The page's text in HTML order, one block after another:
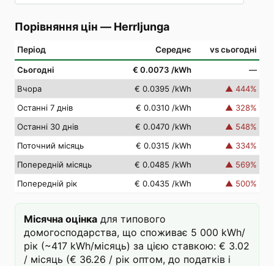
Порівняння цін — Herrljunga
Період Середнє vs сьогодні
Сьогодні € 0.0073 /kWh
—
Вчора
€ 0.0395 /kWh ▲ 444%
Останні 7 днів
€ 0.0310 /kWh ▲ 328%
Останні 30 днів
€ 0.0470 /kWh ▲ 548%
Поточний місяць
€ 0.0315 /kWh ▲ 334%
Попередній місяць
€ 0.0485 /kWh ▲ 569%
Попередній рік
€ 0.0435 /kWh ▲ 500%
Місячна оцінка для типового
домогосподарства, що споживає 5 000 kWh/
рік (~417 kWh/місяць) за цією ставкою: € 3.02
/ місяць (€ 36.26 / рік оптом, до податків і